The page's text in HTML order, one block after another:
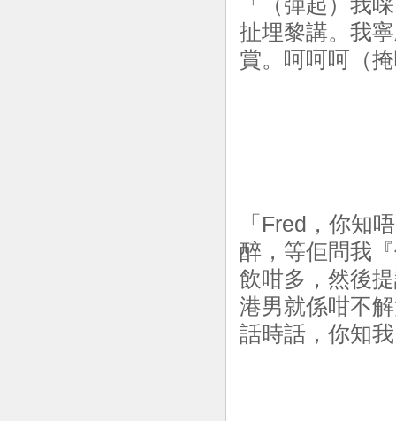
「（彈起）我
扯埋黎講。我
賞。呵呵呵（
「Fred，你知
醉，等佢問我
飲咁多，然後
港男就係咁不
話時話，你知